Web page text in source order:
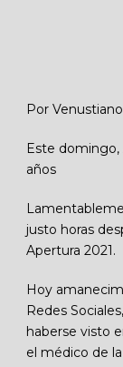
Por
Este
años
justo horas
Apertura 2021.
Hoy
Redes
haberse visto
el médico de